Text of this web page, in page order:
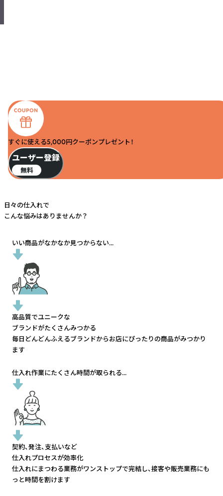
すぐに使える5,000円クーポンプレゼント！
ユーザー登録
無料
日々の仕入れで
こんな悩みはありませんか？
いい商品がなかなか見つからない...
高品質でユニークな
ブランドがたくさんみつかる
毎日どんどんふえるブランドからお店にぴったりの商品がみつかり
ます
仕入れ作業にたくさん時間が取られる...
契約、発注、支払いなど
仕入れプロセスが効率化
仕入れにまつわる業務がワンストップで完結し、接客や販売業務にも
っと時間を割けます